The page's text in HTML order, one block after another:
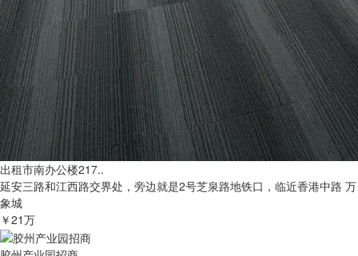
出租市南办公楼217..
延安三路和江西路交界处，旁边就是2号芝泉路地铁口，临近香港中路 万
象城
￥21万